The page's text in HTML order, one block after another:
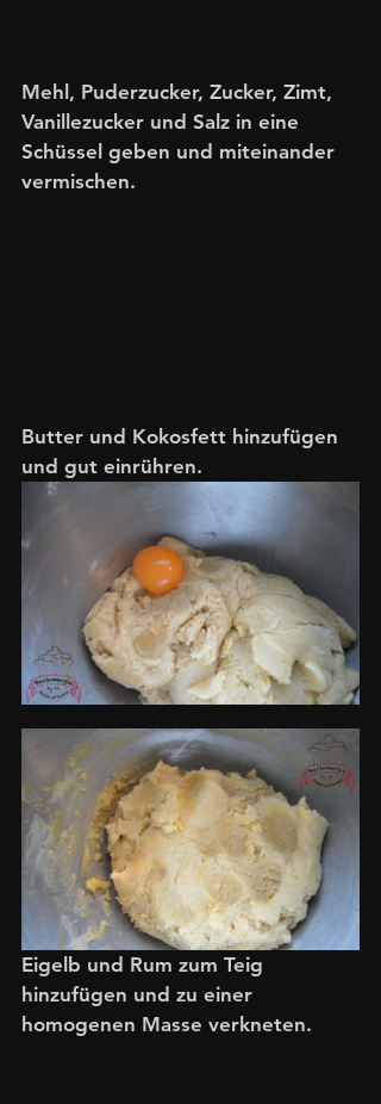
Mehl, Puderzucker, Zucker, Zimt,
Vanillezucker und Salz in eine
Schüssel geben und miteinander
vermischen.
Butter und Kokosfett hinzufügen
und gut einrühren.
Eigelb und Rum zum Teig
hinzufügen und zu einer
homogenen Masse verkneten.